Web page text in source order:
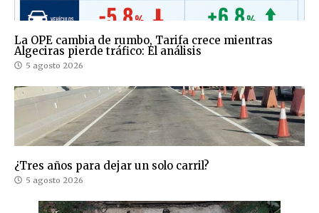
La OPE cambia de rumbo, Tarifa crece mientras
Algeciras pierde tráfico: El análisis
5 agosto 2026
¿Tres años para dejar un solo carril?
5 agosto 2026